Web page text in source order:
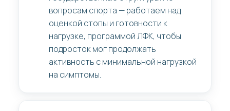
вопросам спорта — работаем над
оценкой стопы и готовности к
нагрузке, программой ЛФК, чтобы
подросток мог продолжать
активность с минимальной нагрузкой
на симптомы.